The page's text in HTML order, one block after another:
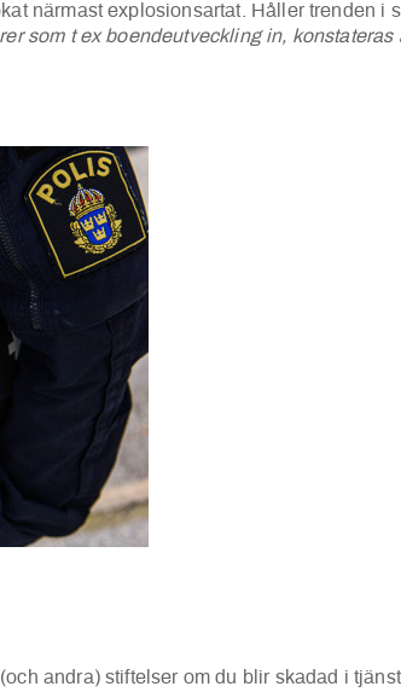
närmast explosionsartat. Håller trenden
som t ex boendeutveckling in,
andra) stiftelser om du blir skadad i